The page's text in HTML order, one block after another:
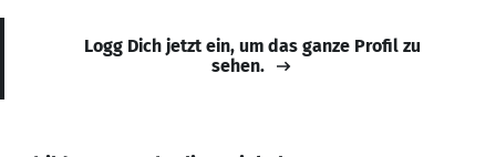
Logg Dich jetzt ein, um das ganze Profil zu
sehen.